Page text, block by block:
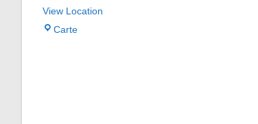
View Location
Carte